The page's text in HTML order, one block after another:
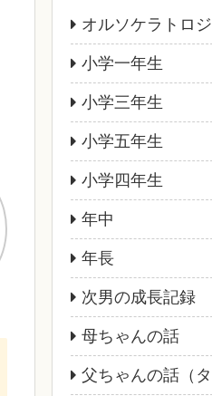
オルソケラトロ
小学一年生
小学三年生
小学五年生
小学四年生
年中
年長
次男の成長記録
母ちゃんの話
父ちゃんの話（タ